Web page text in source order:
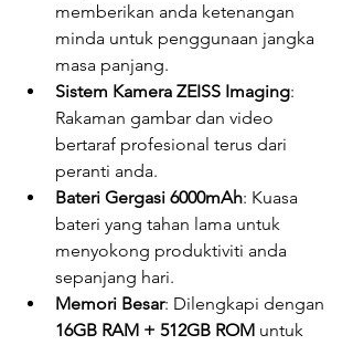
memberikan anda ketenangan
minda untuk penggunaan jangka
masa panjang.
Sistem Kamera ZEISS Imaging:
Rakaman gambar dan video
bertaraf profesional terus dari
peranti anda.
Bateri Gergasi 6000mAh: Kuasa
bateri yang tahan lama untuk
menyokong produktiviti anda
sepanjang hari.
Memori Besar: Dilengkapi dengan
16GB RAM + 512GB ROM untuk